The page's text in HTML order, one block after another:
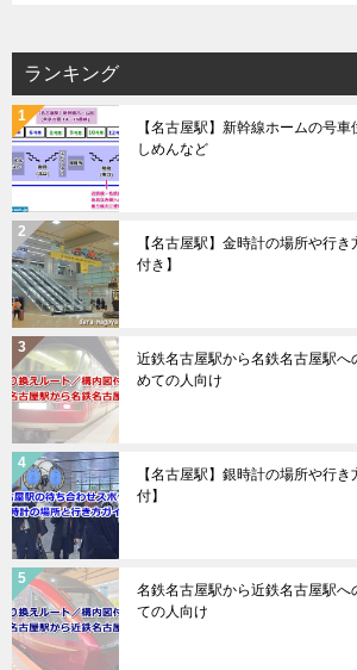
ランキング
【名古屋駅】新幹線ホームの号
しめんなど
【名古屋駅】金時計の場所や行
付き】
近鉄名古屋駅から名鉄名古屋駅へ
めての人向け
【名古屋駅】銀時計の場所や行
付】
名鉄名古屋駅から近鉄名古屋駅へ
ての人向け